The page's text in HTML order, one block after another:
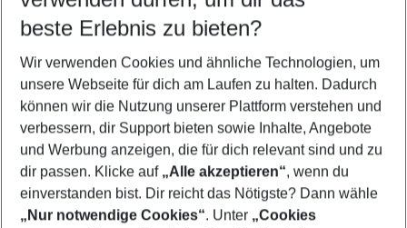
5-8 Nächte
2 Erwachsene Keine Kinder
Mehr Filter anzeigen
beste Erlebnis zu bieten?
Wir verwenden Cookies und ähnliche Technologien, um
unsere Webseite für dich am Laufen zu halten. Dadurch
können wir die Nutzung unserer Plattform verstehen und
verbessern, dir Support bieten sowie Inhalte, Angebote
und Werbung anzeigen, die für dich relevant sind und zu
dir passen. Klicke auf „Alle akzeptieren“, wenn du
einverstanden bist. Dir reicht das Nötigste? Dann wähle
„Nur notwendige Cookies“. Unter „Cookies